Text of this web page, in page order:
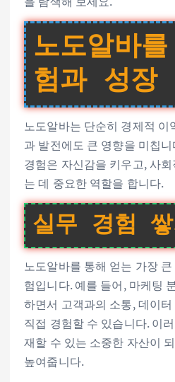
노도알바
험과 성장
노도알바는 단순히 경제적 이
과 발전에도 큰 영향을 미칩
경험은 자신감을 키우고, 사
는 데 중요한 역할을 합니다.
실무 경험 쌓
노도알바를 통해 얻는 가장
험입니다. 예를 들어, 마케팅
하면서 고객과의 소통, 데이
직접 경험할 수 있습니다. 이
재할 수 있는 소중한 자산이
높여줍니다.